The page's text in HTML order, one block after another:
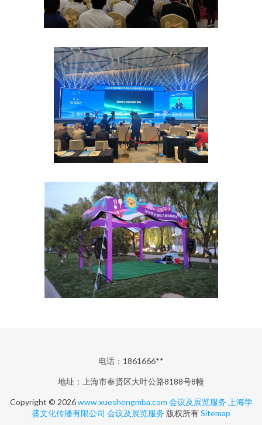
电话：1861666**
地址：上海市奉贤区大叶公路8188号8幢
Copyright © 2026www.xueshengmba.com 会议及展览服务 上海学
盛文化传播有限公司 会议及展览服务 版权所有Sitemap